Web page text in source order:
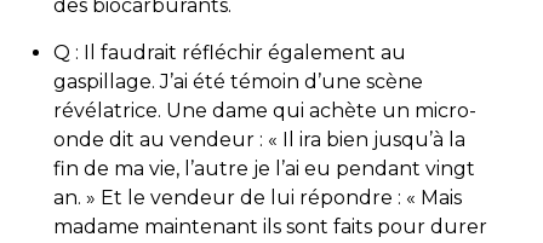
des biocarburants.
Q : Il faudrait réfléchir également au
gaspillage. J’ai été témoin d’une scène
révélatrice. Une dame qui achète un micro-
onde dit au vendeur : « Il ira bien jusqu’à la
fin de ma vie, l’autre je l’ai eu pendant vingt
an. » Et le vendeur de lui répondre : « Mais
madame maintenant ils sont faits pour durer